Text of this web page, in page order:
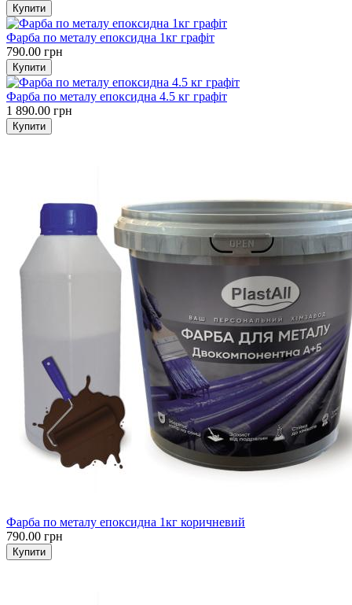
Фарба по металу епоксидна 1кг графіт
790.00 грн
Фарба по металу епоксидна 4.5 кг графіт
1 890.00 грн
Фарба по металу епоксидна 1кг коричневий
790.00 грн